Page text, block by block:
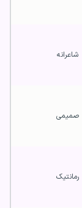
شاعرانه
صمیمی
رمانتیک